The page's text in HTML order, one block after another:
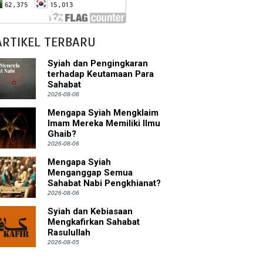
Bakar
dalam Islam
Mahdi
Imam
Akan Muncul
Perantara kepada Allah
TERBARU
Syiah dan Pengingkaran
terhadap Keutamaan Para
Sahabat
2026-08-06
Mengapa Syiah Mengklaim
Imam Mereka Memiliki Ilmu
Ghaib?
2026-08-06
Mengapa Syiah
Menganggap Semua
Sahabat Nabi Pengkhianat?
2026-08-06
Syiah dan Kebiasaan
Mengkafirkan Sahabat
Rasulullah
2026-08-05